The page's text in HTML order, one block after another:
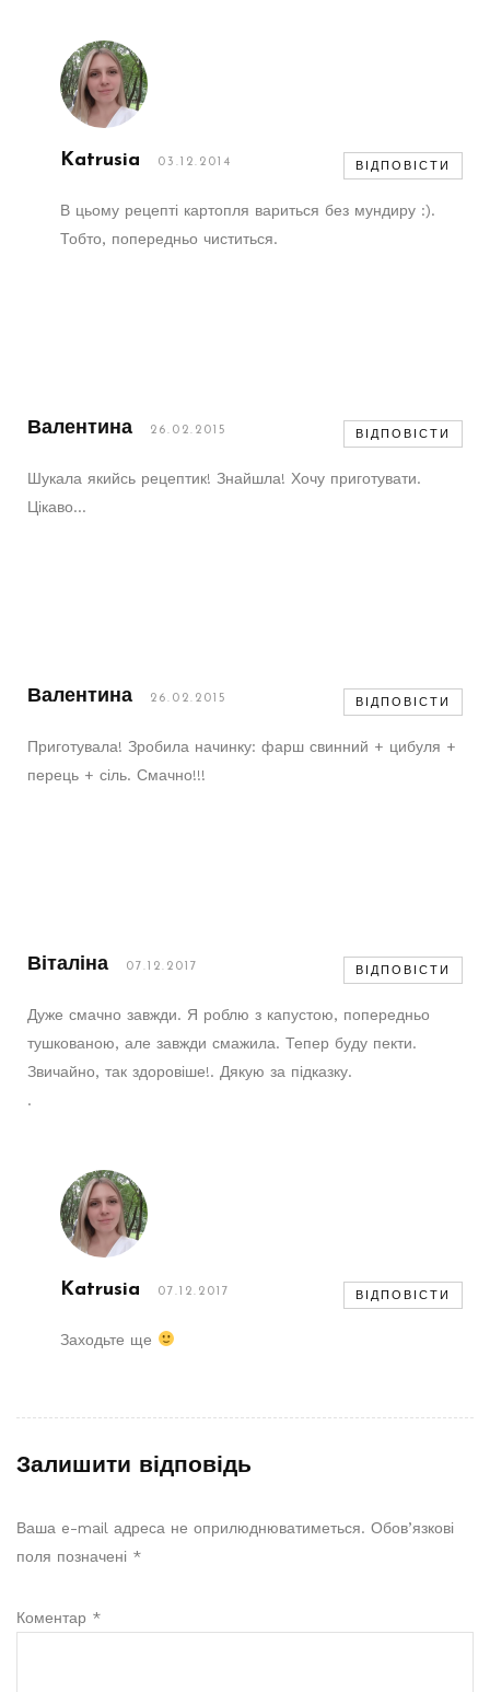
Katrusia 03.12.2014 ВІДПОВІСТИ
В цьому рецепті картопля вариться без мундиру :).
Тобто, попередньо чиститься.
Валентина 26.02.2015 ВІДПОВІСТИ
Шукала якийсь рецептик! Знайшла! Хочу приготувати.
Цікаво…
Валентина 26.02.2015 ВІДПОВІСТИ
Приготувала! Зробила начинку: фарш свинний + цибуля +
перець + сіль. Смачно!!!
Віталіна 07.12.2017 ВІДПОВІСТИ
Дуже смачно завжди. Я роблю з капустою, попередньо
тушкованою, але завжди смажила. Тепер буду пекти.
Звичайно, так здоровіше!. Дякую за підказку.
.
Katrusia 07.12.2017 ВІДПОВІСТИ
Заходьте ще
Залишити відповідь
Ваша e-mail адреса не оприлюднюватиметься. Обов’язкові
поля позначені *
Коментар *